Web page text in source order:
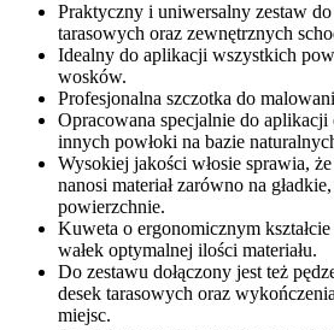
Praktyczny i uniwersalny zestaw
tarasowych oraz zewnętrznych
Idealny do aplikacji wszystkich
wosków.
Profesjonalna szczotka do
Opracowana specjalnie do
innych powłoki na bazie
Wysokiej jakości włosie sprawia,
nanosi materiał zarówno na
powierzchnie.
Kuweta o ergonomicznym
wałek optymalnej ilości materiału.
Do zestawu dołączony jest też
desek tarasowych oraz
miejsc.